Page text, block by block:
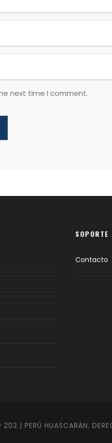
next time I comment.
SOPORTE
Contacto
| PERÚ HUASCARÁN.